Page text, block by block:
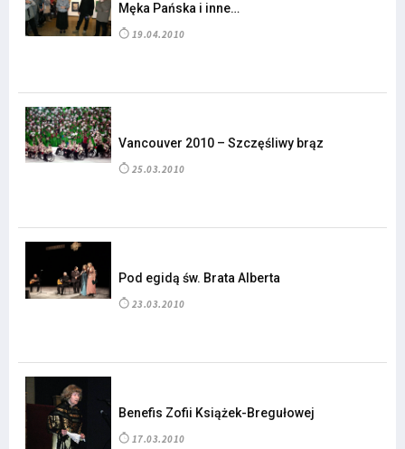
Męka Pańska i inne…
19.04.2010
Vancouver 2010 – Szczęśliwy brąz
25.03.2010
Pod egidą św. Brata Alberta
23.03.2010
Benefis Zofii Książek-Bregułowej
17.03.2010